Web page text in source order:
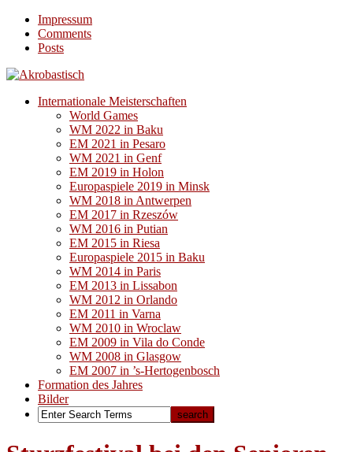
Impressum
Comments
Posts
Internationale Meisterschaften
World Games
WM 2022 in Baku
EM 2021 in Pesaro
WM 2021 in Genf
EM 2019 in Holon
Europaspiele 2019 in Minsk
WM 2018 in Antwerpen
EM 2017 in Rzeszów
WM 2016 in Putian
EM 2015 in Riesa
Europaspiele 2015 in Baku
WM 2014 in Paris
EM 2013 in Lissabon
WM 2012 in Orlando
EM 2011 in Varna
WM 2010 in Wroclaw
EM 2009 in Vila do Conde
WM 2008 in Glasgow
EM 2007 in ’s-Hertogenbosch
Formation des Jahres
Bilder